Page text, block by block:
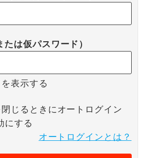
は仮パスワード）
表示する
じるときにオートログイン
にする
オートログインとは？